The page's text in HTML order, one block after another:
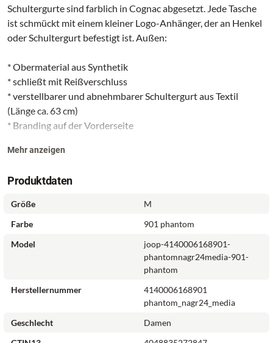
Schultergurte sind farblich in Cognac abgesetzt. Jede Tasche
ist schmückt mit einem kleiner Logo-Anhänger, der an Henkel
oder Schultergurt befestigt ist. Außen:
* Obermaterial aus Synthetik
* schließt mit Reißverschluss
* verstellbarer und abnehmbarer Schultergurt aus Textil
(Länge ca. 63 cm)
* Branding auf der Vorderseite
Innen:
* Innenfutter aus Baumwolle
* ein Hauptfach
* ein Steckfach
* Branding im Inneren
Mehr anzeigen
Produktdaten
Größe
M
Farbe
901 phantom
Model
joop-4140006168901-
phantomnagr24media-901-
phantom
Herstellernummer
4140006168901
phantom_nagr24_media
Geschlecht
Damen